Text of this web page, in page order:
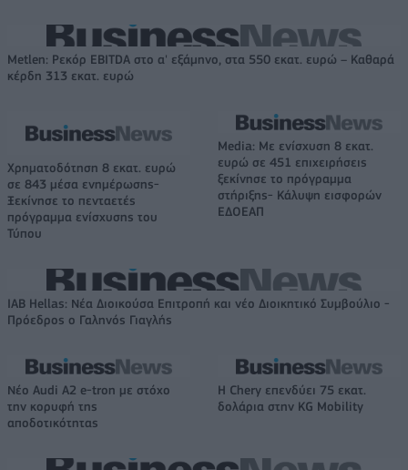
Metlen: Ρεκόρ EBITDA στο α' εξάμηνο, στα 550 εκατ. ευρώ – Καθαρά
κέρδη 313 εκατ. ευρώ
Χρηματοδότηση 8 εκατ. ευρώ
σε 843 μέσα ενημέρωσης-
Ξεκίνησε το πενταετές
πρόγραμμα ενίσχυσης του
Τύπου
Media: Με ενίσχυση 8 εκατ.
ευρώ σε 451 επιχειρήσεις
ξεκίνησε το πρόγραμμα
στήριξης- Κάλυψη εισφορών
ΕΔΟΕΑΠ
IAB Hellas: Νέα Διοικούσα Επιτροπή και νέο Διοικητικό Συμβούλιο -
Πρόεδρος ο Γαληνός Γιαγλής
Νέο Audi A2 e-tron με στόχο
την κορυφή της
αποδοτικότητας
Η Chery επενδύει 75 εκατ.
δολάρια στην KG Mobility